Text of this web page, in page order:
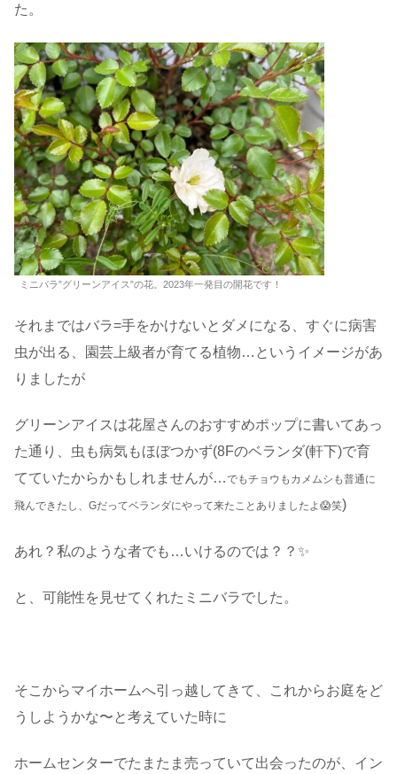
た。
ミニバラ”グリーンアイス”の花。2023年一発目の開花です！
それまではバラ=手をかけないとダメになる、すぐに病害
虫が出る、園芸上級者が育てる植物…というイメージがあ
りましたが
グリーンアイスは花屋さんのおすすめポップに書いてあっ
た通り、虫も病気もほぼつかず(8Fのベランダ(軒下)で育
てていたからかもしれませんが…でもチョウもカメムシも普通に
飛んできたし、Gだってベランダにやって来たことありましたよ😱笑)
あれ？私のような者でも…いけるのでは？？✨
と、可能性を見せてくれたミニバラでした。
そこからマイホームへ引っ越してきて、これからお庭をど
うしようかな〜と考えていた時に
ホームセンターでたまたま売っていて出会ったのが、イン